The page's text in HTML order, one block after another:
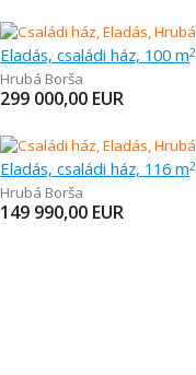
Eladás, családi ház, 100 m2
Hrubá Borša
299 000,00 EUR
Eladás, családi ház, 116 m2
Hrubá Borša
149 990,00 EUR